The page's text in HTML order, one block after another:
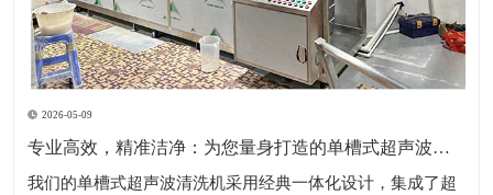
2026-05-09
专业高效，精准洁净：为您量身打造的单槽式超声波清洗解决方案
​我们的单槽式超声波清洗机采用经典一体化设计，集成了超